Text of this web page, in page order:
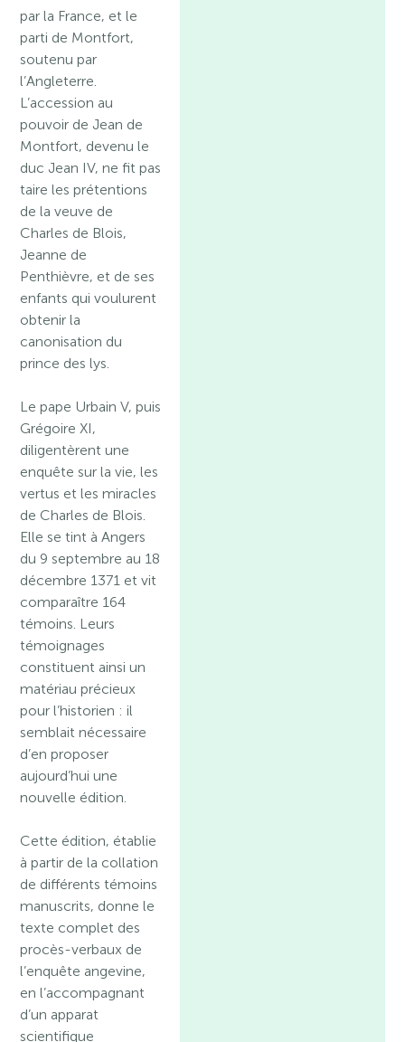
par la France, et le
parti de Montfort,
soutenu par
l’Angleterre.
L’accession au
pouvoir de Jean de
Montfort, devenu le
duc Jean IV, ne fit pas
taire les prétentions
de la veuve de
Charles de Blois,
Jeanne de
Penthièvre, et de ses
enfants qui voulurent
obtenir la
canonisation du
prince des lys.
Le pape Urbain V, puis
Grégoire XI,
diligentèrent une
enquête sur la vie, les
vertus et les miracles
de Charles de Blois.
Elle se tint à Angers
du 9 septembre au 18
décembre 1371 et vit
comparaître 164
témoins. Leurs
témoignages
constituent ainsi un
matériau précieux
pour l’historien : il
semblait nécessaire
d’en proposer
aujourd’hui une
nouvelle édition.
Cette édition, établie
à partir de la collation
de différents témoins
manuscrits, donne le
texte complet des
procès-verbaux de
l’enquête angevine,
en l’accompagnant
d’un apparat
scientifique